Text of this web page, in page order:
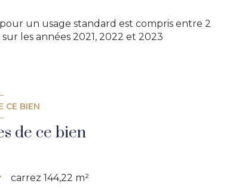
un usage standard est compris entre 2
les années 2021, 2022 et 2023
CE BIEN
de ce bien
carrez 144,22 m²